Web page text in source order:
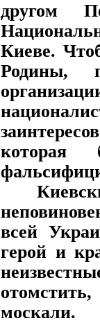
другом
Киеве.
Родины,
которая
всей
герой и
москали.